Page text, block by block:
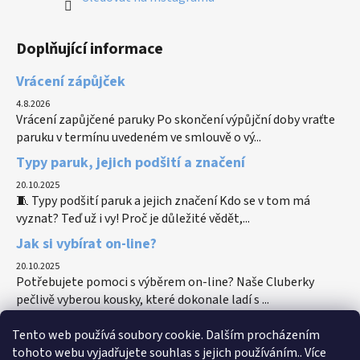
Tento web používá soubory cookie. Dalším procházením
tohoto webu vyjadřujete souhlas s jejich používáním.. Více
Doplňující informace
Vrácení zápůjček
4.8.2026
Vrácení zapůjčené paruky Po skončení výpůjční doby vraťte
paruku v termínu uvedeném ve smlouvě o vý...
Typy paruk, jejich podšití a značení
20.10.2025
🧵 Typy podšití paruk a jejich značení Kdo se v tom má
vyznat? Teď už i vy! Proč je důležité vědět,...
Jak si vybírat on-line?
20.10.2025
Potřebujete pomoci s výběrem on-line? Naše Cluberky
pečlivě vyberou kousky, které dokonale ladí s ...